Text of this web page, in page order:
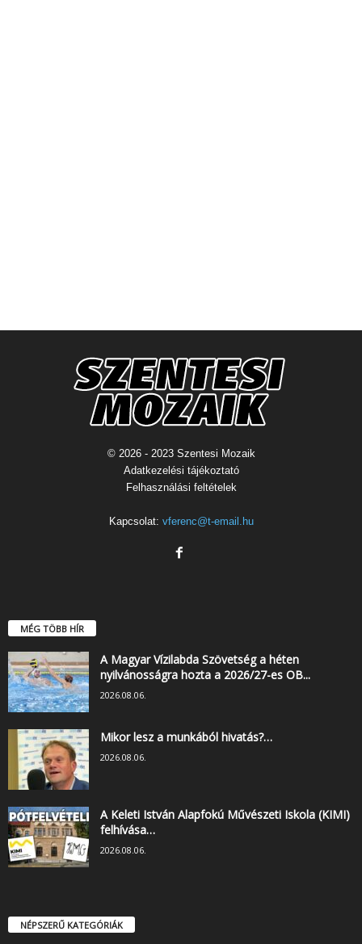
© 2026 - 2023 Szentesi Mozaik
Adatkezelési tájékoztató
Felhasználási feltételek
Kapcsolat: vferenc@t-email.hu
MÉG TÖBB HÍR
A Magyar Vízilabda Szövetség a héten
nyilvánosságra hozta a 2026/27-es OB...
2026.08.06.
Mikor lesz a munkából hivatás?…
2026.08.06.
A Keleti István Alapfokú Művészeti Iskola (KIMI)
felhívása…
2026.08.06.
NÉPSZERŰ KATEGÓRIÁK